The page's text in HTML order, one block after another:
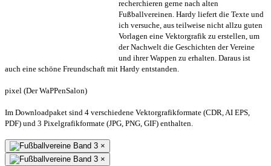
recherchieren gerne nach alten
Fußballvereinen. Hardy liefert die Texte und
ich versuche, aus teilweise nicht allzu guten
Vorlagen eine Vektorgrafik zu erstellen, um
der Nachwelt die Geschichten der Vereine
und ihrer Wappen zu erhalten. Daraus ist
auch eine schöne Freundschaft mit Hardy entstanden.
pixel (Der WaPPenSalon)
Im Downloadpaket sind 4 verschiedene Vektorgrafikformate (CDR, AI EPS,
PDF) und 3 Pixelgrafikformate (JPG, PNG, GIF) enthalten.
×
×